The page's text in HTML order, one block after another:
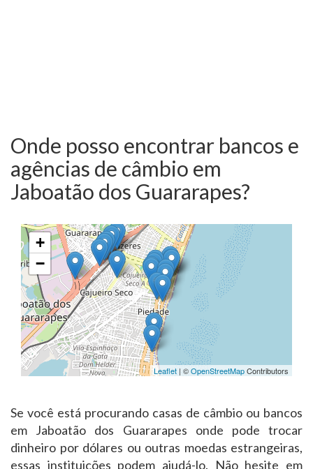
Onde posso encontrar bancos e
agências de câmbio em
Jaboatão dos Guararapes?
+
−
Leaflet | ©OpenStreetMapContributors
Se você está procurando casas de câmbio ou bancos
em Jaboatão dos Guararapes onde pode trocar
dinheiro por dólares ou outras moedas estrangeiras,
essas instituições podem ajudá-lo. Não hesite em